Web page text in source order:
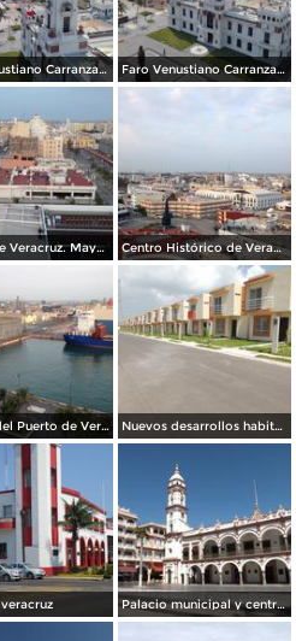
Faro Venustiano Carranza y Museo Naval. Mayo/2018 Faro Venustiano Carranza. Mayo/2018
Ciudad de Veracruz. Mayo/2018 Centro Histórico de Veracruz. Junio/2018
Muelles del Puerto de Veracruz. Junio/2018 Nuevos desarrollos habitacionales cerca del aeropuerto. Agosto/2013
veracruz Palacio municipal y centro de Veracruz. Enero/2013